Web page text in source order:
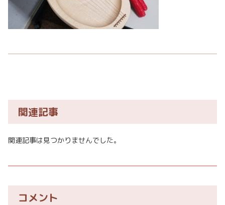
関連記事
関連記事は見つかりませんでした。
コメント